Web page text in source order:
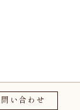
い合わせ